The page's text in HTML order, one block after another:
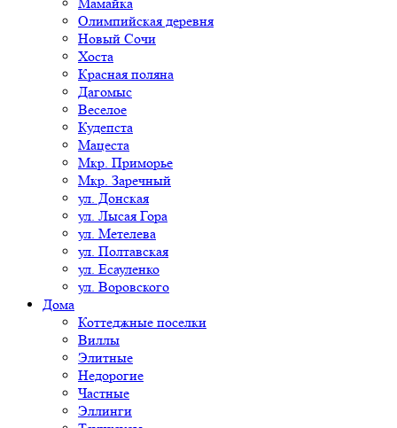
Олимпийская деревня
Новый Сочи
Хоста
Красная поляна
Дагомыс
Веселое
Кудепста
Мацеста
Мкр. Приморье
Мкр. Заречный
ул. Донская
ул. Лысая Гора
ул. Метелева
ул. Полтавская
ул. Есауленко
ул. Воровского
Дома
Коттеджные поселки
Виллы
Элитные
Недорогие
Частные
Эллинги